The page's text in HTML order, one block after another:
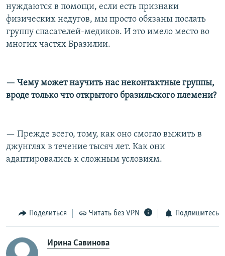
нуждаются в помощи, если есть признаки
физических недугов, мы просто обязаны послать
группу спасателей-медиков. И это имело место во
многих частях Бразилии.
— Чему может научить нас неконтактные группы,
вроде только что открытого бразильского племени?
— Прежде всего, тому, как оно смогло выжить в
джунглях в течение тысяч лет. Как они
адаптировались к сложным условиям.
Поделиться Читать без VPN Подпишитесь
Ирина Савинова